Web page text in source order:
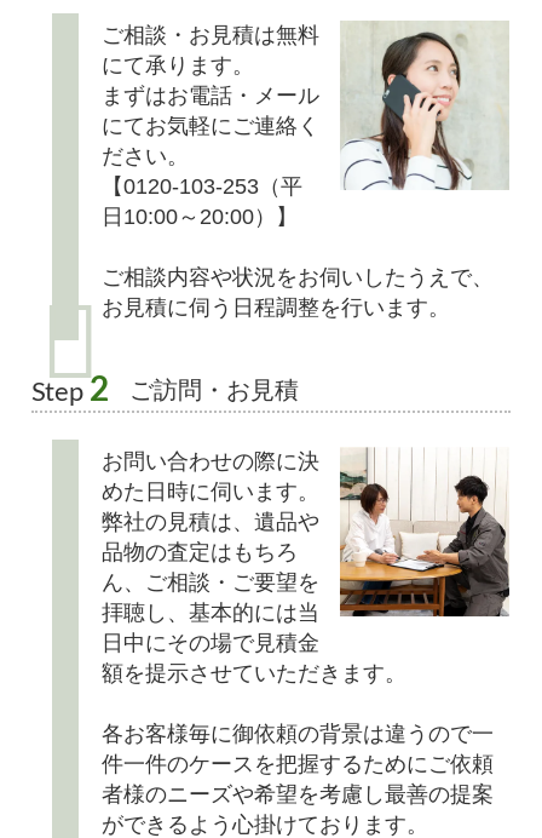
ご相談・お見積は無料
にて承ります。
まずはお電話・メール
にてお気軽にご連絡く
ださい。
【0120-103-253（平
日10:00～20:00）】
ご相談内容や状況をお伺いしたうえで、
お見積に伺う日程調整を行います。
Step 2 ご訪問・お見積
お問い合わせの際に決
めた日時に伺います。
弊社の見積は、遺品や
品物の査定はもちろ
ん、ご相談・ご要望を
拝聴し、基本的には当
日中にその場で見積金
額を提示させていただきます。
各お客様毎に御依頼の背景は違うので一
件一件のケースを把握するためにご依頼
者様のニーズや希望を考慮し最善の提案
ができるよう心掛けております。